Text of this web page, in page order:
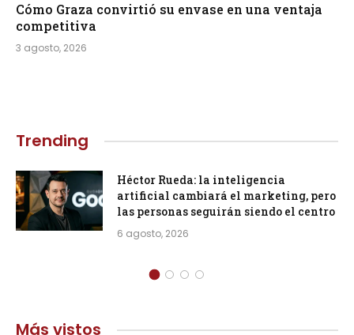
Cómo Graza convirtió su envase en una ventaja
competitiva
3 agosto, 2026
Trending
Héctor Rueda: la inteligencia
artificial cambiará el marketing, pero
las personas seguirán siendo el centro
6 agosto, 2026
Más vistos